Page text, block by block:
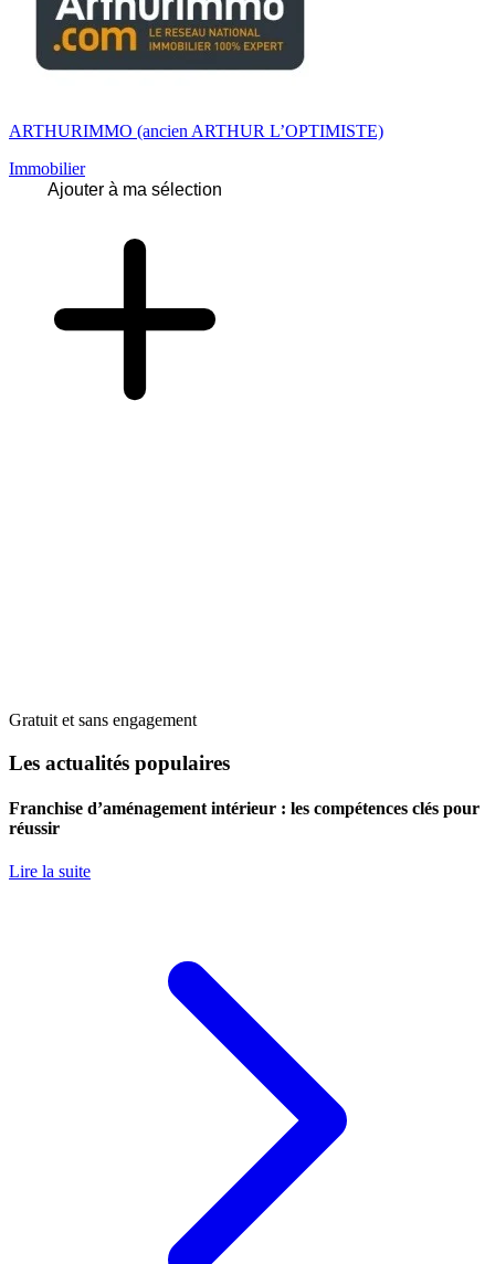
ARTHURIMMO (ancien ARTHUR L’OPTIMISTE)
Immobilier
Ajouter à ma sélection
Gratuit et sans engagement
Les actualités populaires
Franchise d’aménagement intérieur : les compétences clés pour
réussir
Lire la suite